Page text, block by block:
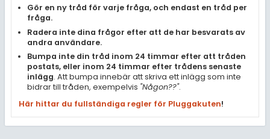
Gör en ny tråd för varje fråga, och endast en tråd per
fråga.
Radera inte dina frågor efter att de har besvarats av
andra användare.
Bumpa inte din tråd inom 24 timmar efter att tråden
postats, eller inom 24 timmar efter trådens senaste
inlägg. Att bumpa innebär att skriva ett inlägg som inte
bidrar till tråden, exempelvis "Någon??".
Här hittar du fullständiga regler för Pluggakuten!
Regler
För lärare
2 inloggade
Om Pluggakuten